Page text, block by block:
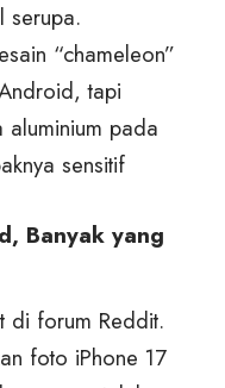
serupa.
“chameleon”
tapi
aluminium pada
sensitif
Banyak yang
di forum Reddit.
foto iPhone 17